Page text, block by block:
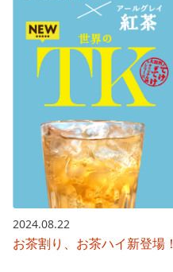
2024.08.22
お茶割り、お茶ハイ新登場！